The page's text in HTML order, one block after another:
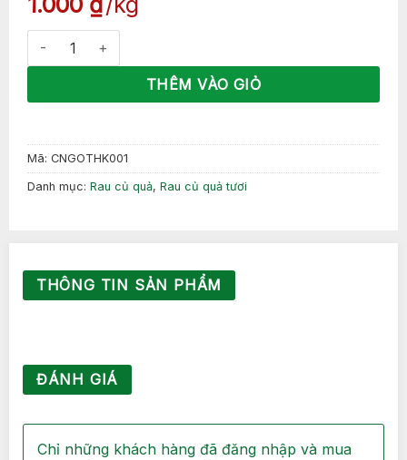
Cải Ngọt Hong Kong số lượng
THÊM VÀO GIỎ
Mã: CNGOTHK001
Danh mục: Rau củ quả, Rau củ quả tươi
ĐÁNH GIÁ
Chỉ những khách hàng đã đăng nhập và mua
THÔNG TIN SẢN PHẨM